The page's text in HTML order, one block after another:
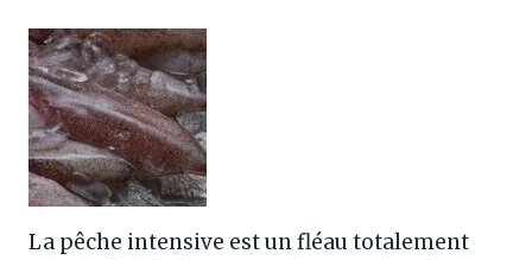
La pêche intensive est un fléau totalement